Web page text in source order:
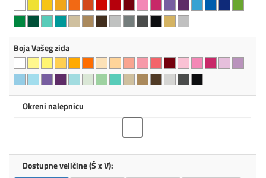
Boja Vašeg zida
Okreni nalepnicu
Dostupne veličine (Š x V):